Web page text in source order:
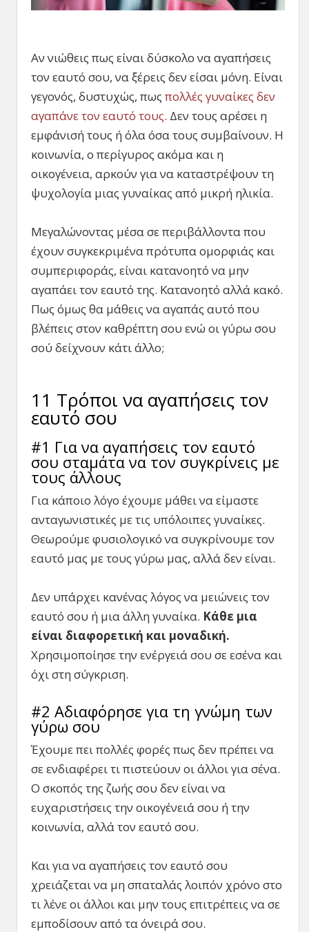
Αν νιώθεις πως είναι δύσκολο να αγαπήσεις
τον εαυτό σου, να ξέρεις δεν είσαι μόνη. Είναι
γεγονός, δυστυχώς, πως πολλές γυναίκες δεν
αγαπάνε τον εαυτό τους. Δεν τους αρέσει η
εμφάνισή τους ή όλα όσα τους συμβαίνουν. Η
κοινωνία, ο περίγυρος ακόμα και η
οικογένεια, αρκούν για να καταστρέψουν τη
ψυχολογία μιας γυναίκας από μικρή ηλικία.
Μεγαλώνοντας μέσα σε περιβάλλοντα που
έχουν συγκεκριμένα πρότυπα ομορφιάς και
συμπεριφοράς, είναι κατανοητό να μην
αγαπάει τον εαυτό της. Κατανοητό αλλά κακό.
Πως όμως θα μάθεις να αγαπάς αυτό που
βλέπεις στον καθρέπτη σου ενώ οι γύρω σου
σού δείχνουν κάτι άλλο;
11 Τρόποι να αγαπήσεις τον
εαυτό σου
#1 Για να αγαπήσεις τον εαυτό
σου σταμάτα να τον συγκρίνεις με
τους άλλους
Για κάποιο λόγο έχουμε μάθει να είμαστε
ανταγωνιστικές με τις υπόλοιπες γυναίκες.
Θεωρούμε φυσιολογικό να συγκρίνουμε τον
εαυτό μας με τους γύρω μας, αλλά δεν είναι.
Δεν υπάρχει κανένας λόγος να μειώνεις τον
εαυτό σου ή μια άλλη γυναίκα. Κάθε μια
είναι διαφορετική και μοναδική.
Χρησιμοποίησε την ενέργειά σου σε εσένα και
όχι στη σύγκριση.
#2 Αδιαφόρησε για τη γνώμη των
γύρω σου
Έχουμε πει πολλές φορές πως δεν πρέπει να
σε ενδιαφέρει τι πιστεύουν οι άλλοι για σένα.
Ο σκοπός της ζωής σου δεν είναι να
ευχαριστήσεις την οικογένειά σου ή την
κοινωνία, αλλά τον εαυτό σου.
Και για να αγαπήσεις τον εαυτό σου
χρειάζεται να μη σπαταλάς λοιπόν χρόνο στο
τι λένε οι άλλοι και μην τους επιτρέπεις να σε
εμποδίσουν από τα όνειρά σου.